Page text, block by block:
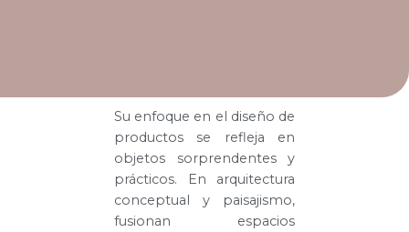
Su enfoque en el diseño de
productos se refleja en
objetos sorprendentes y
prácticos. En arquitectura
conceptual y paisajismo,
fusionan espacios